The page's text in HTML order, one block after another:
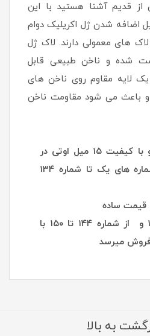
قدیم آشنا هستید با این
اضافه شدن ژل اکریلیک دوام
های معمولی دارند. لاک ژل
شده و ناخن طبیعی قابل
لایه مقاوم روی ناخن های
و باعث می شود مقاومت ناخن
لاک ژل های جذاب و با کیفیت ۱۵ میل اوتی در
رنگبندی متنوع از شماره های یک تا شماره ۱۳۴
از شماره ۱۳۵ تا ۱۴۳ و از شماره ۱۴۴ تا ۱۵۰ با
میرسد
به بالا